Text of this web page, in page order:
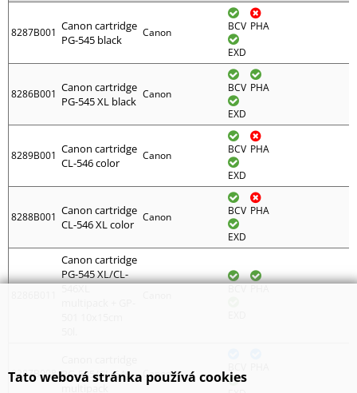
8287B001 Canon cartridge
PG-545 black
Canon BCV PHA
EXD
8286B001 Canon cartridge
PG-545 XL black
Canon BCV PHA
EXD
8289B001 Canon cartridge
CL-546 color
Canon BCV PHA
EXD
8288B001 Canon cartridge
CL-546 XL color
Canon BCV PHA
EXD
Canon cartridge
PG-545 XL/CL-
546XL
8287B008 PG-545/CL-546
Canon
Tato webová stránka používá cookies